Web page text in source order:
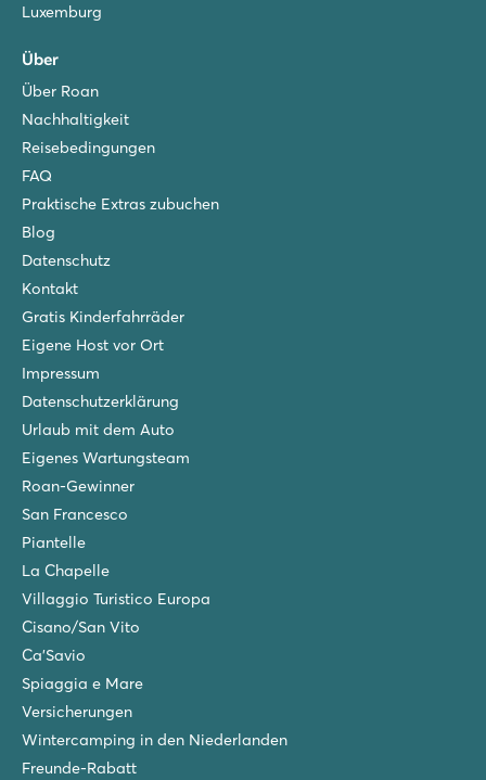
Luxemburg
Über
Über Roan
Nachhaltigkeit
Reisebedingungen
FAQ
Praktische Extras zubuchen
Blog
Datenschutz
Kontakt
Gratis Kinderfahrräder
Eigene Host vor Ort
Impressum
Datenschutzerklärung
Urlaub mit dem Auto
Eigenes Wartungsteam
Roan-Gewinner
San Francesco
Piantelle
La Chapelle
Villaggio Turistico Europa
Cisano/San Vito
Ca'Savio
Spiaggia e Mare
Versicherungen
Wintercamping in den Niederlanden
Freunde-Rabatt